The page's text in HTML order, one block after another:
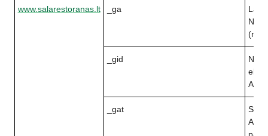
www.salarestoranas.lt _ga
_gid
_gat